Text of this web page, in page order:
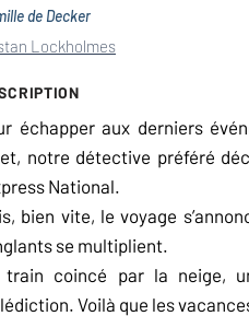
de Decker
Lockholmes
échapper aux derniers
notre détective préféré
National.
bien vite, le voyage
se multiplient.
train coincé par la neige,
Voilà que les